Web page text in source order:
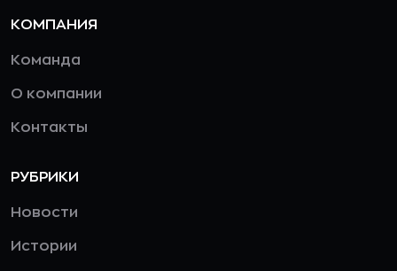
КОМПАНИЯ
Команда
О компании
Контакты
РУБРИКИ
Новости
Истории